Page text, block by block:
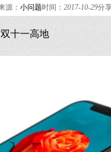
源： 小问题时间： 2017-10-29分
十一高地